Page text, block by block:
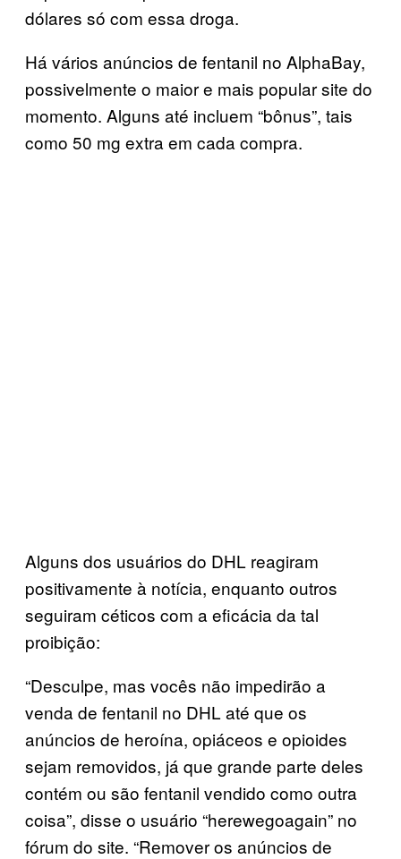
dólares só com essa droga.
Há vários anúncios de fentanil no AlphaBay,
possivelmente o maior e mais popular site do
momento. Alguns até incluem “bônus”, tais
como 50 mg extra em cada compra.
Alguns dos usuários do DHL reagiram
positivamente à notícia, enquanto outros
seguiram céticos com a eficácia da tal
proibição:
“Desculpe, mas vocês não impedirão a
venda de fentanil no DHL até que os
anúncios de heroína, opiáceos e opioides
sejam removidos, já que grande parte deles
contém ou são fentanil vendido como outra
coisa”, disse o usuário “herewegoagain” no
fórum do site. “Remover os anúncios de